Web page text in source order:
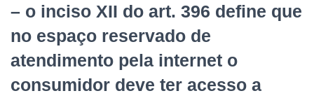
– o inciso XII do art. 396 define que
no espaço reservado de
atendimento pela internet o
consumidor deve ter acesso a